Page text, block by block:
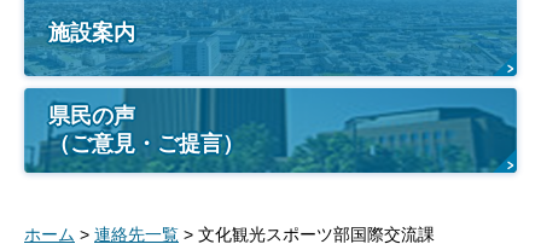
施設案内
県民の声
（ご意見・ご提言）
ホーム > 連絡先一覧 > 文化観光スポーツ部国際交流課